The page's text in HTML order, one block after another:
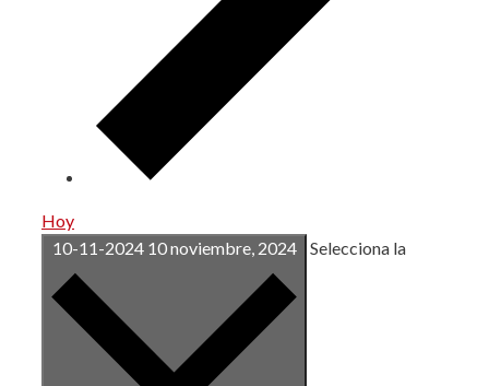
Hoy
10-11-2024 10 noviembre, 2024 Selecciona la